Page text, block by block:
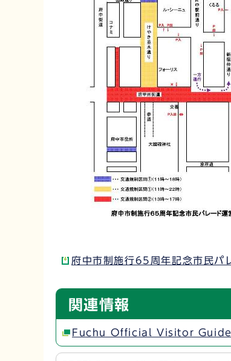
府中市制施行65周年記念市民パ
関連情報
Fuchu Official Visitor Guide